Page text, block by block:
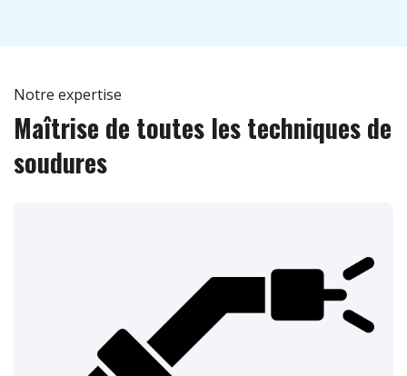
Notre expertise
Maîtrise de toutes les techniques de
soudures